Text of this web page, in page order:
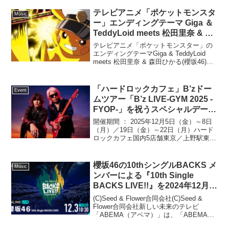
気作が、枠を越えて夢の共演を果たし
た...
Music
テレビアニメ「ポケットモンスタ
ー」エンディングテーマ Giga ＆
TeddyLoid meets 松田里奈 & 森
田ひかる(櫻坂46)「ピッカー
ン！」2025年2月5日(水)にCD発
売決定！
テレビアニメ「ポケットモンスター」の
エンディングテーマGiga & TeddyLoid
meets 松田里奈 & 森田ひかる(櫻坂46)
ーサーにGiga & ...
Event
「ハードロックカフェ」B’zドー
ムツアー「B’z LIVE-GYM 2025 -
FYOP-」を祝うスペシャルデー
「B’z Special Day」
開催期間 ： 2025年12月5日（金）～8日
（月）／19日（金）～22日（月）ハード
ロックカフェ国内5店舗東京／上野駅東京
が楽しめるアメリカンレストラン「ハー
ドロック...
Music
櫻坂46の10thシングルBACKS メ
ンバーによる『10th Single
BACKS LIVE!!』を2024年12月3
日（火）、4日（水）18時30分よ
り「ABEMA PPV」にて生配信決
定
(C)Seed & Flower合同会社(C)Seed &
Flower合同会社新しい未来のテレビ
「ABEMA（アベマ）」は、「ABEMA